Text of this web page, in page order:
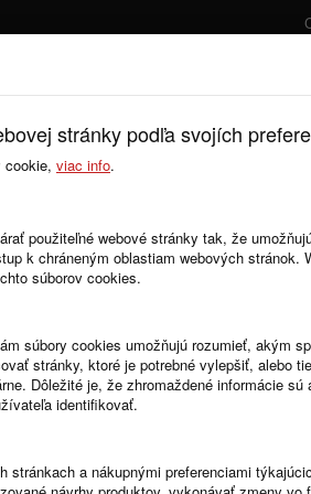
Úvod Cenník
k zmluvám výhradne vo formáte PDF.
spätne doplní informácie k zmluve o
pomocou automatu crz.gov.sk. ...
stránky podľa svojích
cookie, viac info.
použiteľné webové stránky tak, že
k chráneným oblastiam webových stránok.
súborov cookies.
súbory cookies umožňujú rozumieť, akým
stránky, ktoré je potrebné vylepšiť, alebo
Dôležité je, že zhromaždené informácie sú
identifikovať.
stránkach a nákupnými preferenciami